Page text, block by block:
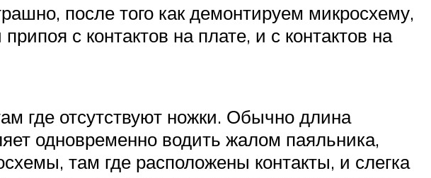
после того как демонтируем микросхему,
с контактов на плате, и с контактов на
где отсутствуют ножки. Обычно длина
одновременно водить жалом паяльника,
там где расположены контакты, и слегка